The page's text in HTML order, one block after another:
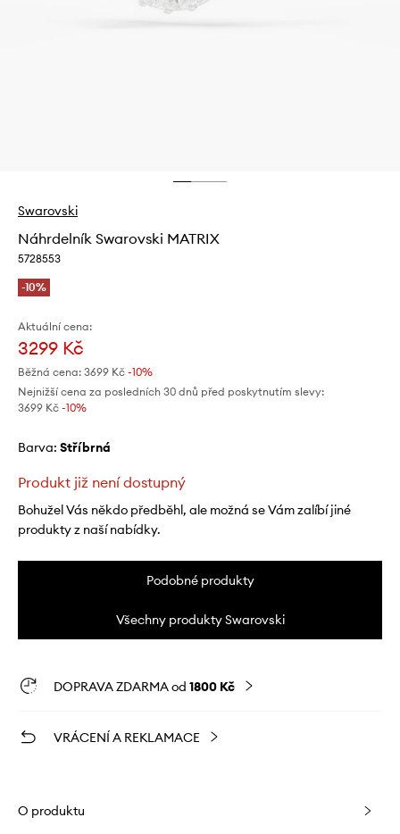
Swarovski
Náhrdelník Swarovski MATRIX
5728553
-10%
Aktuální cena:
3299 Kč
Běžná cena: 3699 Kč -10%
Nejnižší cena za posledních 30 dnů před poskytnutím slevy:
3699 Kč -10%
Barva: stříbrná
Produkt již není dostupný
Bohužel Vás někdo předběhl, ale možná se Vám zalíbí jiné
produkty z naší nabídky.
Podobné produkty
Všechny produkty Swarovski
DOPRAVA ZDARMA od 1800 Kč
VRÁCENÍ A REKLAMACE
O produktu